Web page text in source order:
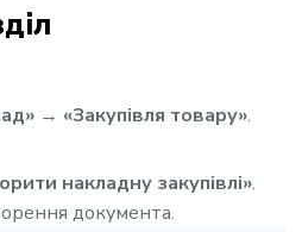
→ «Закупівля товару».
накладну закупівлі».
документа.